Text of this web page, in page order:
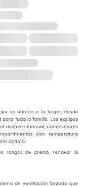
se adapte a tu hogar, desde
toda la familia. Los equipos
deshielo manual, compresores
con temperatura
óptimo.
rangos de precio, renovar la
de ventilación forzada que